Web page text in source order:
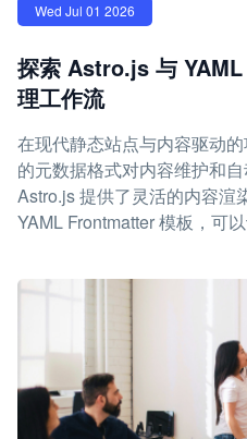
Wed Jul 01 2026
探索 Astro.js 与
理工作流
在现代静态站点与内容驱动
的元数据格式对内容维护和自
Astro.js 提供了灵活的内容渲
YAML Frontmatter 模板，可